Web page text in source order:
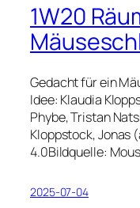
1W20
Gedacht für ein
Idee: Klaudia
Phybe, Tristan
Kloppstock, Jonas
4.0Bildquelle:
2025-07-04